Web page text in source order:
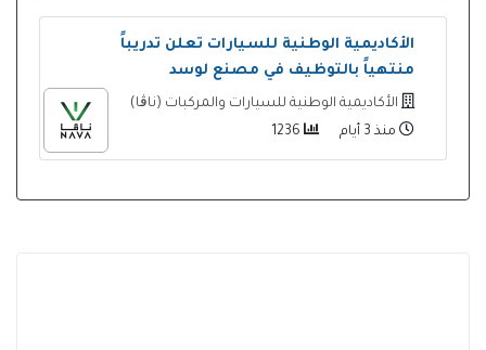
الأكاديمية الوطنية للسيارات تعلن تدريباً
منتهياً بالتوظيف في مصنع لوسد
الأكاديمية الوطنية للسيارات والمركبات (ناڨا)
منذ 3 أيام